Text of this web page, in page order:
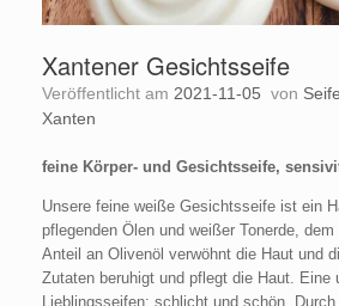
Xantener Gesichtsseife
Veröffentlicht am 2021-11-05 von
Xanten
feine Körper- und Gesichtsseife,
Unsere feine weiße Gesichtsseife ist ein
pflegenden Ölen und weißer Tonerde,
Anteil an Olivenöl verwöhnt die Haut und
Zutaten beruhigt und pflegt die Haut. Eine
Lieblingsseifen: schlicht und schön.